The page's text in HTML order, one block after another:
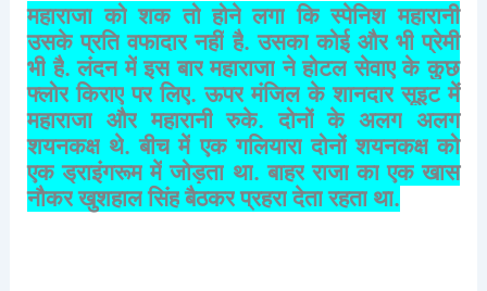
महाराजा को शक तो होने लगा कि स्पेनिश महारानी
उसके प्रति वफादार नहीं है.उसका कोई और भी प्रेमी
भी है.लंदन में इस बार महाराजा ने होटल सेवाए के कुछ
फ्लोर किराए पर लिए.ऊपर मंजिल के शानदार सूइट में
महाराजा और महारानी रुके.दोनों के अलग अलग
शयनकक्ष थे.बीच में एक गलियारा दोनों शयनकक्ष को
एक ड्राइंगरूम में जोड़ता था.बाहर राजा का एक खास
नौकर खुशहाल सिंह बैठकर प्रहरा देता रहता था.